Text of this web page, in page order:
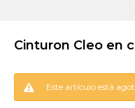
Cinturon Cleo en
Este artículo está